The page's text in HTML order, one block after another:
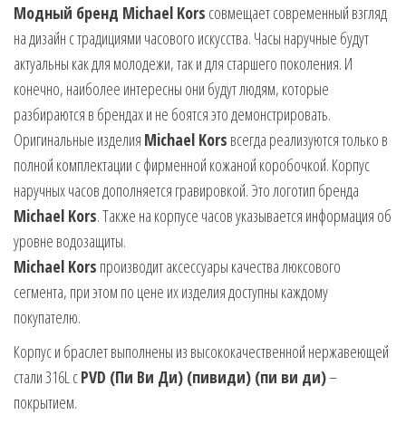
Модный бренд Michael Kors совмещает современный взгляд
на дизайн с традициями часового искусства. Часы наручные будут
актуальны как для молодежи, так и для старшего поколения. И
конечно, наиболее интересны они будут людям, которые
разбираются в брендах и не боятся это демонстрировать.
Оригинальные изделия Michael Kors всегда реализуются только в
полной комплектации с фирменной кожаной коробочкой. Корпус
наручных часов дополняется гравировкой. Это логотип бренда
Michael Kors. Также на корпусе часов указывается информация об
уровне водозащиты.
Michael Kors производит аксессуары качества люксового
сегмента, при этом по цене их изделия доступны каждому
покупателю.
Корпус и браслет выполнены из высококачественной нержавеющей
стали 316L сPVD (Пи Ви Ди) (пивиди) (пи ви ди)–
покрытием.